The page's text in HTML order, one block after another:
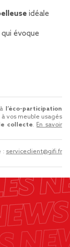
idéale
qui évoque
l’éco-participation
vos meuble usagés
collecte. En savoir
: serviceclient@gifi.fr